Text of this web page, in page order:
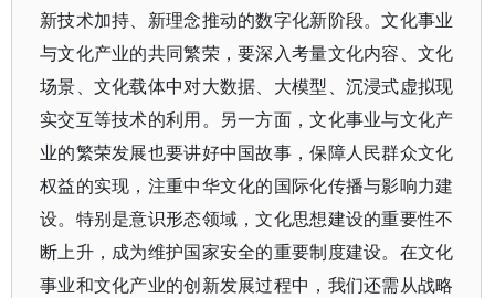
新技术加持、新理念推动的数字化新阶段。文化事业
与文化产业的共同繁荣，要深入考量文化内容、文化
场景、文化载体中对大数据、大模型、沉浸式虚拟现
实交互等技术的利用。另一方面，文化事业与文化产
业的繁荣发展也要讲好中国故事，保障人民群众文化
权益的实现，注重中华文化的国际化传播与影响力建
设。特别是意识形态领域，文化思想建设的重要性不
断上升，成为维护国家安全的重要制度建设。在文化
事业和文化产业的创新发展过程中，我们还需从战略